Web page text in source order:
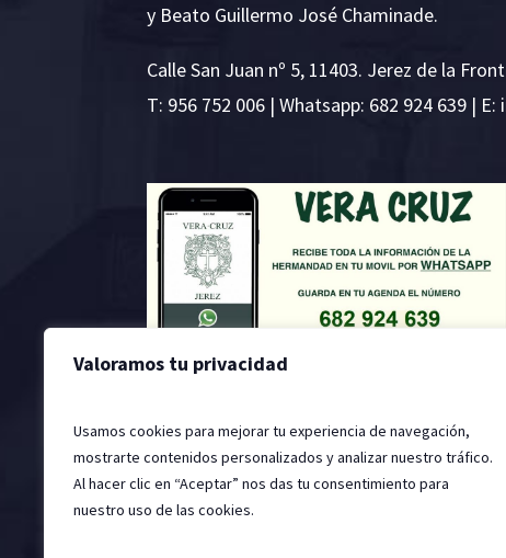
Valoramos tu privacidad
Usamos cookies para mejorar tu experiencia de navegación,
mostrarte contenidos personalizados y analizar nuestro tráfico.
Al hacer clic en “Aceptar” nos das tu consentimiento para
nuestro uso de las cookies.
y Beato Guillermo José Chaminade.
Calle San Juan nº 5, 11403. Jerez de la
T: 956 752 006 | Whatsapp: 682 924 639 | E: i